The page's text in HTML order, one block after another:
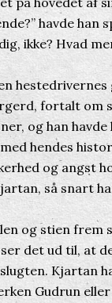
havde
ikke? Hvad
fortalt om
og han
hendes
og angst
så snart
og stien frem
det ud til, at
Kjartan
Gudrun eller